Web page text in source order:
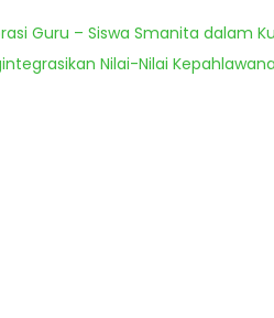
Guru – Siswa Smanita dalam
Nilai-Nilai